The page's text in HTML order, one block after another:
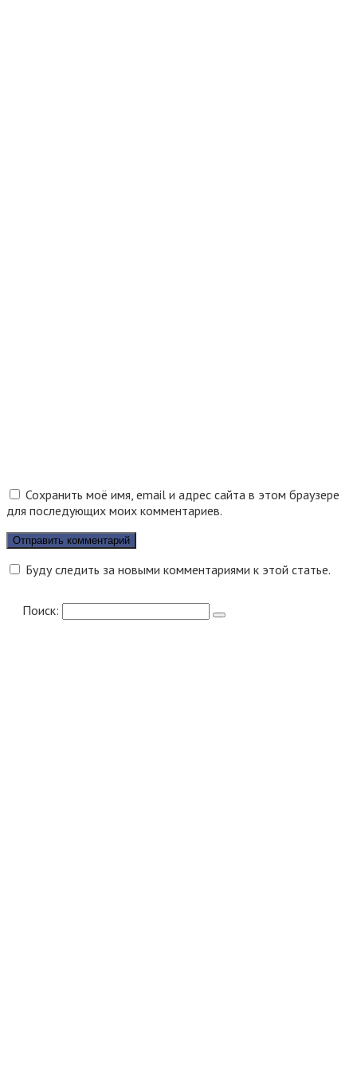
Сохранить моё имя, email и адрес сайта в этом браузере
для последующих моих комментариев.
Буду следить за новыми комментариями к этой статье.
Поиск: